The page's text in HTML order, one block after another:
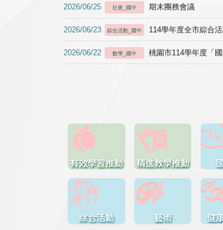
2026/06/25 社會_國中 期末團務會議
2026/06/23 綜合活動_國中 114學年度全市綜合
2026/06/22 數學_國中 桃園市114學年度「
有效學習推動 精進教學推動
綜合活動 藝術 健